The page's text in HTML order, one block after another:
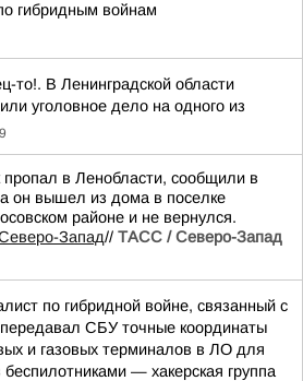
гибридным войнам
то!. В Ленинградской области
уголовное дело на одного из
в Ленобласти, сообщили в
он вышел из дома в поселке
районе и не вернулся.
Запад// ТАСС / Северо-Запад
по гибридной войне, связанный с
СБУ точные координаты
и газовых терминалов в ЛО для
беспилотниками — хакерская группа